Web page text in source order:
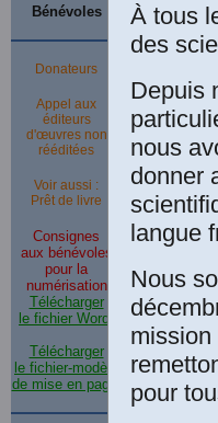
Bénévoles
Donateurs
Appel aux
éditeurs
d'œuvres non
rééditées
Voir aussi :
Prêt de livre
Consignes
aux bénévoles
pour la
numérisation
Télécharger
le fichier Word
Télécharger
le fichier-modèle
de mise en page
À tous
des
Depuis
nous
donner
langue
Nous
pour